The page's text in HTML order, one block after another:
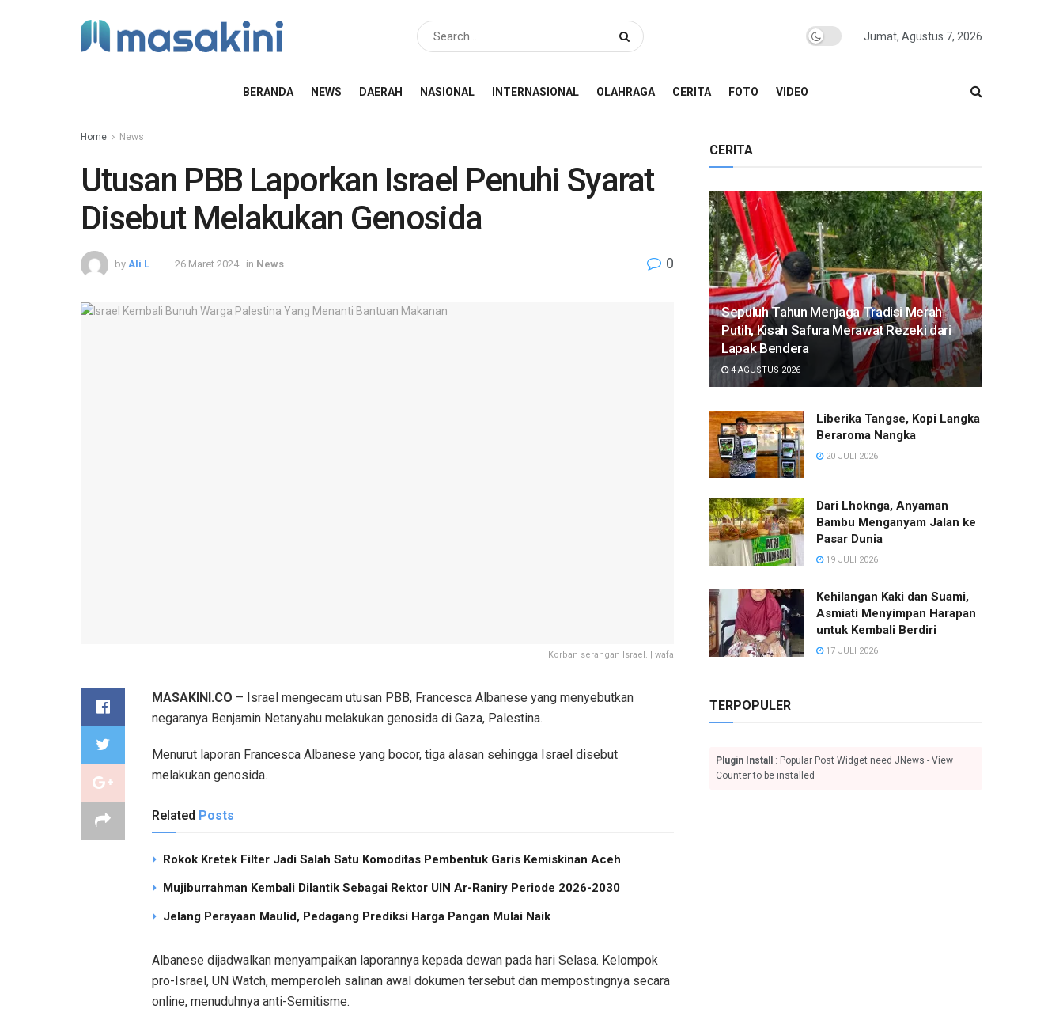
Jumat, Agustus 7, 2026
BERANDA NEWS DAERAH NASIONAL INTERNASIONAL OLAHRAGA CERITA FOTO VIDEO
Home News
Utusan PBB Laporkan Israel Penuhi Syarat
Disebut Melakukan Genosida
by Ali L 26 Maret 2024 in News 0
Korban serangan Israel. | wafa
MASAKINI.CO – Israel mengecam utusan PBB, Francesca Albanese yang menyebutkan
negaranya Benjamin Netanyahu melakukan genosida di Gaza, Palestina.
Menurut laporan Francesca Albanese yang bocor, tiga alasan sehingga Israel disebut
melakukan genosida.
Related Posts
Rokok Kretek Filter Jadi Salah Satu Komoditas Pembentuk Garis Kemiskinan Aceh
Mujiburrahman Kembali Dilantik Sebagai Rektor UIN Ar-Raniry Periode 2026-2030
Jelang Perayaan Maulid, Pedagang Prediksi Harga Pangan Mulai Naik
Albanese dijadwalkan menyampaikan laporannya kepada dewan pada hari Selasa. Kelompok
pro-Israel, UN Watch, memperoleh salinan awal dokumen tersebut dan mempostingnya secara
online, menuduhnya anti-Semitisme.
CERITA
Sepuluh Tahun Menjaga Tradisi Merah
Putih, Kisah Safura Merawat Rezeki dari
Lapak Bendera
4 AGUSTUS 2026
Liberika Tangse, Kopi Langka
Beraroma Nangka
20 JULI 2026
Dari Lhoknga, Anyaman
Bambu Menganyam Jalan ke
Pasar Dunia
19 JULI 2026
Kehilangan Kaki dan Suami,
Asmiati Menyimpan Harapan
untuk Kembali Berdiri
17 JULI 2026
TERPOPULER
Plugin Install
: Popular Post Widget need JNews - View
Counter to be installed